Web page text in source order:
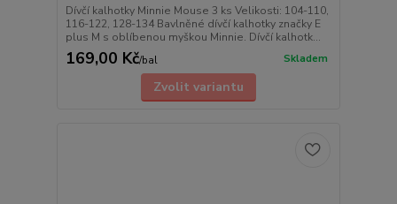
Dívčí kalhotky Minnie Mouse 3 ks Velikosti: 104-110,
116-122, 128-134 Bavlněné dívčí kalhotky značky E
plus M s oblíbenou myškou Minnie. Dívčí kalhotk...
169,00 Kč/bal Skladem
Zvolit variantu